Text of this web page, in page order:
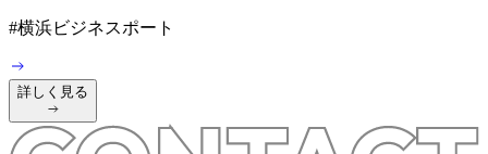
#横浜ビジネスポート
詳しく見る